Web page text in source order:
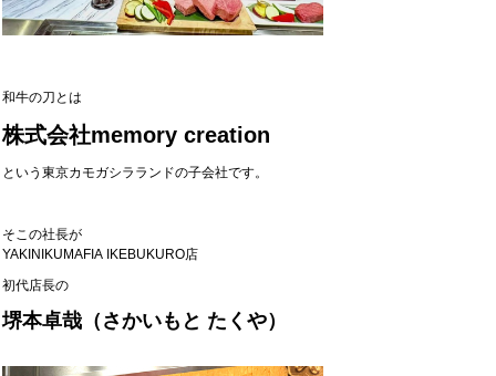
和牛の刀とは
株式会社memory creation
という東京カモガシラランドの子会社です。
そこの社長が
YAKINIKUMAFIA IKEBUKURO店
初代店長の
堺本卓哉（さかいもと たくや）